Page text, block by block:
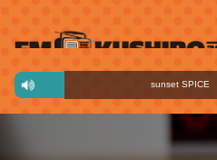
sunset SPICE